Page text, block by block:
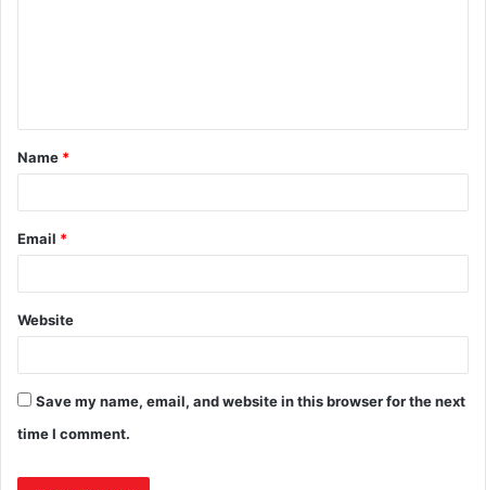
Name *
Email *
Website
Save my name, email, and website in this browser for the next
time I comment.